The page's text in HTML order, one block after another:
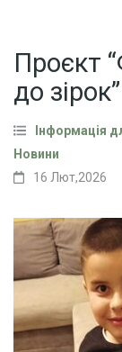
Проєкт
до зірок”
Інформація
Новини
16 Лют,2026